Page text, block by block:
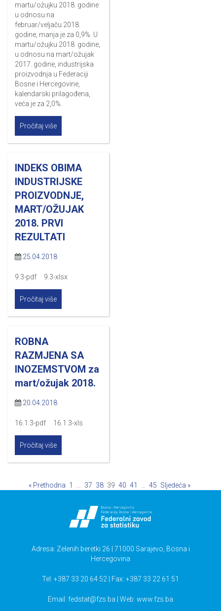
martu/ožujku 2018. godine
u odnosu na
februar/veljaču 2018.
godine, manja je za 0,9%. U
martu/ožujku 2018. godine,
u odnosu na mart/ožujak
2017. godine, industrijska
proizvodnja u Federaciji
Bosne i Hercegovine,
kalendarski prilagođena,
veća je za 2,0%.
Pročitaj više
INDEKS OBIMA
INDUSTRIJSKE
PROIZVODNJE,
MART/OŽUJAK
2018. PRVI
REZULTATI
25.04.2018
9.3-pdf 9.3-xlsx
Pročitaj više
ROBNA
RAZMJENA SA
INOZEMSTVOM za
mart/ožujak 2018.
20.04.2018
16.1.3-pdf 16.1.3-xls
Pročitaj više
« Prethodna 1 … 37 38 39 40 41 … 45 Sljedeća »
Adresa: Zelenih beretki 26 | 71000 Sarajevo, Bosna i
Hercegovina
Tel: +387 33 20 64 52 | Fax: +387 33 22 61 51
Email: fedstat@fzs.ba | Web: www.fzs.ba